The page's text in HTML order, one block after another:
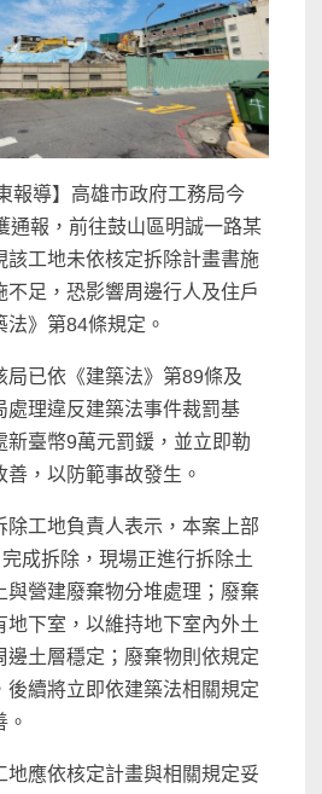
報導】高雄市政府工務局今
通報，前往鼓山區明誠一路某
該工地未依核定拆除計畫書施
不足，恐影響周邊行人及住戶
》第84條規定。
局已依《建築法》第89條及
處理違反建築法事件裁罰基
新臺幣9萬元罰鍰，並立即勒
，以防範事故發生。
除工地負責人表示，本案上部
成拆除，現場正進行拆除土
與營建廢棄物分堆處理；廢棄
地下室，以維持地下室內外土
邊土層穩定；廢棄物則依規定
後續將立即依建築法相關規定
地應依核定計畫與相關規定妥